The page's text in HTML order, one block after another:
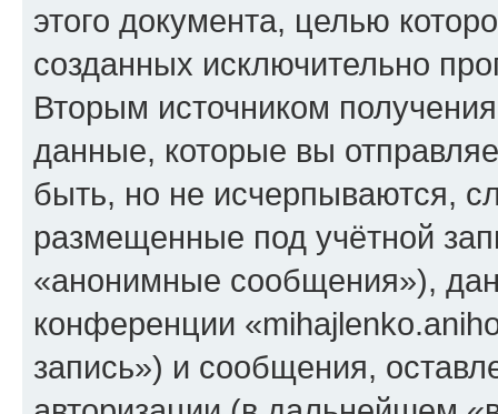
этого документа, целью
созданных исключительно
Вторым источником
данные, которые вы
быть, но не исчерпываются,
размещенные под учётной
«анонимные сообщения»),
конференции
запись») и сообщения,